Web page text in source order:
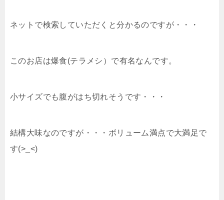
ネットで検索していただくと分かるのですが・・・
このお店は爆食(テラメシ）で有名なんです。
小サイズでも腹がはち切れそうです・・・
結構大味なのですが・・・ボリューム満点で大満足で
す(>_<)